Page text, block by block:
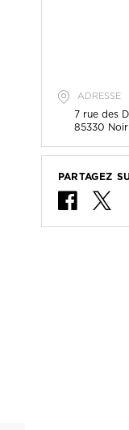
ADRESSE
7 rue des
85330
PARTAGEZ